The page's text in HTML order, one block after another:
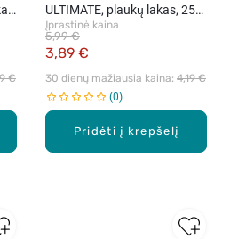
€
Pridėti į krepšelį
ULTIMATE, plaukų lakas, 250
ml
Įprastinė kaina
3,89 €
5,99 €
30 dienų mažiausia kaina: 4,19 €
0